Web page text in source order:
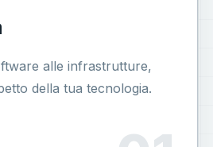
alle infrastrutture,
della tua tecnologia.